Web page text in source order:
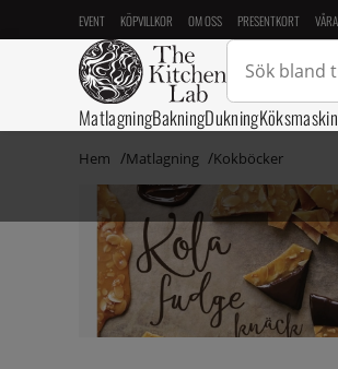
EVENT KÖPVILLKOR OM OSS PRESENTKORT
MatlagningBakningDukning
Hem Matlagning Kokböcker